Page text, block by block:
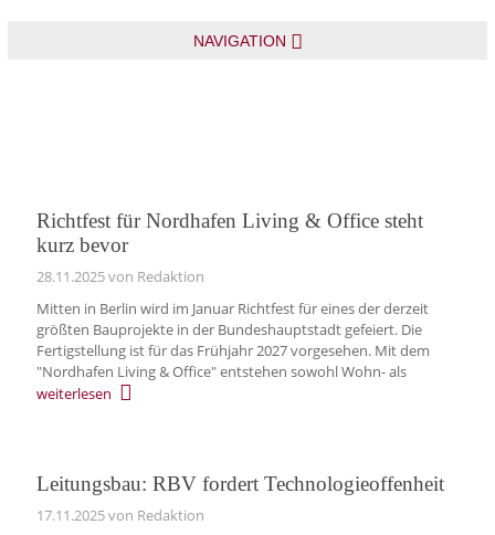
NAVIGATION
Richtfest für Nordhafen Living & Office steht
kurz bevor
28.11.2025von Redaktion
Mitten in Berlin wird im Januar Richtfest für eines der derzeit
größten Bauprojekte in der Bundeshauptstadt gefeiert. Die
Fertigstellung ist für das Frühjahr 2027 vorgesehen. Mit dem
"Nordhafen Living & Office" entstehen sowohl Wohn- als
weiterlesen
Leitungsbau: RBV fordert Technologieoffenheit
17.11.2025von Redaktion